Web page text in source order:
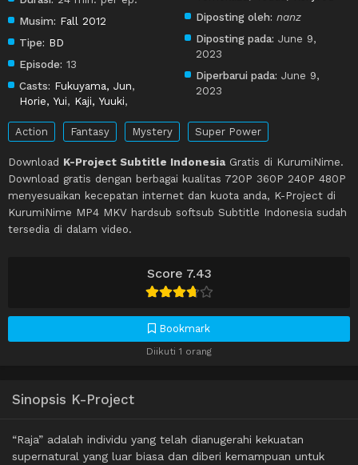
Score 7.43
Bookmark
Diikuti 1 orang
Musim: Fall 2012
Tipe: BD
Episode: 13
Casts: Fukuyama, Jun,
Horie, Yui, Kaji, Yuuki,
Diposting oleh: nanz
Diposting pada: June 9,
2023
Diperbarui pada: June 9,
2023
Action Fantasy Mystery Super Power
Download K-Project Subtitle Indonesia Gratis di KurumiNime.
Download gratis dengan berbagai kualitas 720P 360P 240P 480P
menyesuaikan kecepatan internet dan kuota anda, K-Project di
KurumiNime MP4 MKV hardsub softsub Subtitle Indonesia sudah
tersedia di dalam video.
Sinopsis K-Project
“Raja” adalah individu yang telah dianugerahi kekuatan
supernatural yang luar biasa dan diberi kemampuan untuk